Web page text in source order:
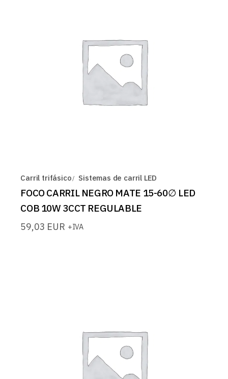
Carril trifásico Sistemas de carril LED
FOCO CARRIL NEGRO MATE 15-60∅ LED
COB 10W 3CCT REGULABLE
59,03 EUR +IVA